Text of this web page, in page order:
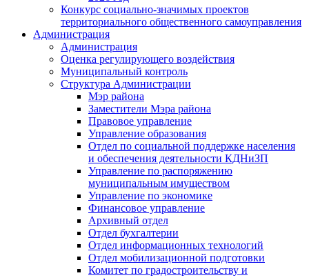
Конкурс социально-значимых проектов
территориального общественного самоуправления
Администрация
Администрация
Оценка регулирующего воздействия
Муниципальный контроль
Структура Администрации
Мэр района
Заместители Мэра района
Правовое управление
Управление образования
Отдел по социальной поддержке населения
и обеспечения деятельности КДНиЗП
Управление по распоряжению
муниципальным имуществом
Управление по экономике
Финансовое управление
Архивный отдел
Отдел бухгалтерии
Отдел информационных технологий
Отдел мобилизационной подготовки
Комитет по градостроительству и